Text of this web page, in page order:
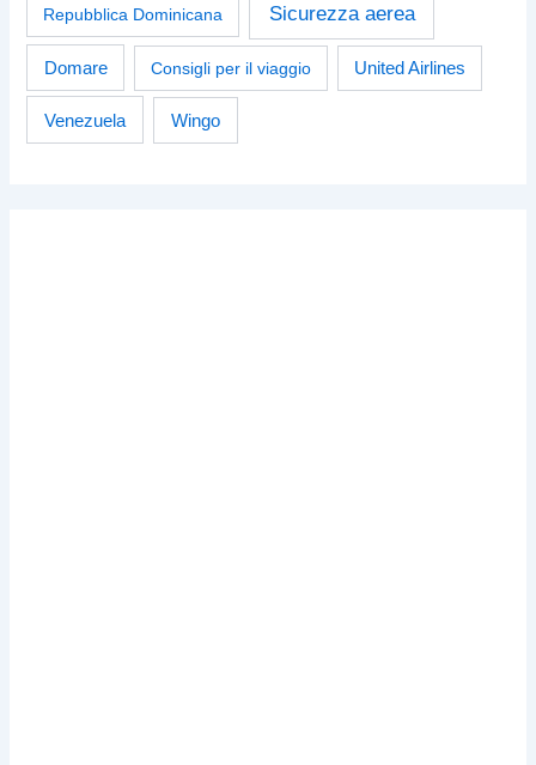
Repubblica Dominicana Sicurezza aerea
Domare Consigli per il viaggio United Airlines
Venezuela Wingo